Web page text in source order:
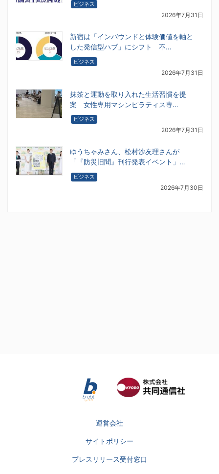
ビジネス
2026年7月31日
新宿は「インバウンドと体験価値を軸と
した発信型ハブ」にシフト 不…
ビジネス
2026年7月31日
抹茶と運動を取り入れた生活習慣を提
案 女性専用マシンピラティス専…
ビジネス
2026年7月31日
ゆうちゃみさん、松村沙友理さんが
「『防災旧聞』刊行発表イベント」…
ビジネス
2026年7月30日
運営会社
サイトポリシー
プレスリリース受付窓口